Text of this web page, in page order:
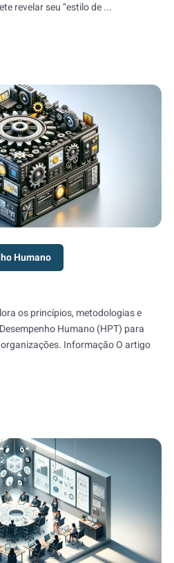
revelar seu “estilo de ...
Humano
os princípios, metodologias e
Humano (HPT) para
Informação O artigo